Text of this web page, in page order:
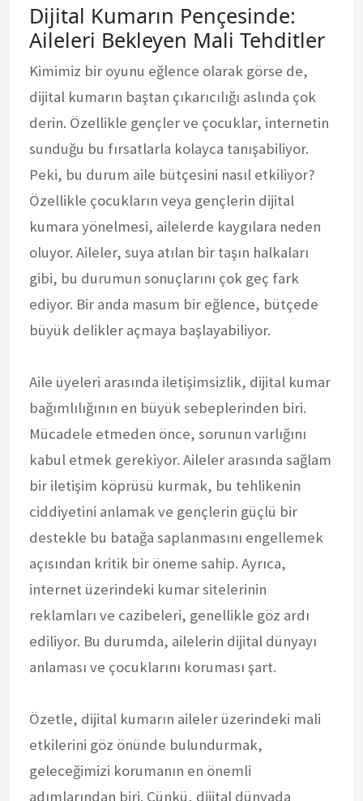
Dijital Kumarın Pençesinde:
Aileleri Bekleyen Mali Tehditler
Kimimiz bir oyunu eğlence olarak görse de,
dijital kumarın baştan çıkarıcılığı aslında çok
derin. Özellikle gençler ve çocuklar, internetin
sunduğu bu fırsatlarla kolayca tanışabiliyor.
Peki, bu durum aile bütçesini nasıl etkiliyor?
Özellikle çocukların veya gençlerin dijital
kumara yönelmesi, ailelerde kaygılara neden
oluyor. Aileler, suya atılan bir taşın halkaları
gibi, bu durumun sonuçlarını çok geç fark
ediyor. Bir anda masum bir eğlence, bütçede
büyük delikler açmaya başlayabiliyor.
Aile üyeleri arasında iletişimsizlik, dijital kumar
bağımlılığının en büyük sebeplerinden biri.
Mücadele etmeden önce, sorunun varlığını
kabul etmek gerekiyor. Aileler arasında sağlam
bir iletişim köprüsü kurmak, bu tehlikenin
ciddiyetini anlamak ve gençlerin güçlü bir
destekle bu batağa saplanmasını engellemek
açısından kritik bir öneme sahip. Ayrıca,
internet üzerindeki kumar sitelerinin
reklamları ve cazibeleri, genellikle göz ardı
ediliyor. Bu durumda, ailelerin dijital dünyayı
anlaması ve çocuklarını koruması şart.
Özetle, dijital kumarın aileler üzerindeki mali
etkilerini göz önünde bulundurmak,
geleceğimizi korumanın en önemli
adımlarından biri. Çünkü, dijital dünyada